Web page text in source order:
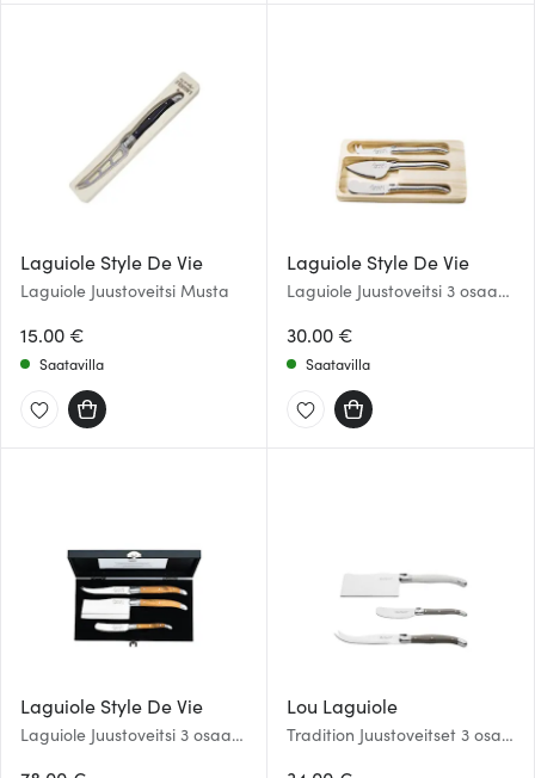
Laguiole Style De Vie
Laguiole Juustoveitsi Musta
15.00 €
Saatavilla
Laguiole Style De Vie
Laguiole Juustoveitsi 3 osaa
30.00 €
Saatavilla
Laguiole Style De Vie
Laguiole Juustoveitsi 3 osaa
Lou Laguiole
Tradition Juustoveitset 3 osaa